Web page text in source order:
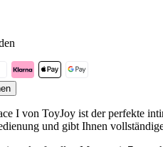
I von ToyJoy ist der perfekte
und gibt Ihnen